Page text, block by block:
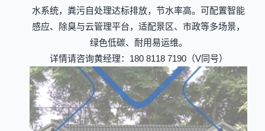
水系统，粪污自处理达标排放，节水率高。可配置智能
感应、除臭与云管理平台，适配景区、市政等多场景，
绿色低碳、耐用易运维。
详情请咨询黄经理： 180 8118 7190（V同号）